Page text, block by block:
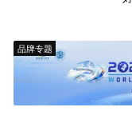
品牌专题